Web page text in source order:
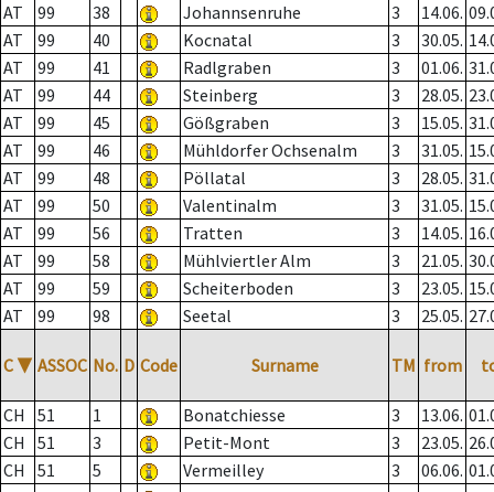
AT
99 38 Johannsenruhe 3 14.06.
AT
99 40 Kocnatal 3 30.05.
AT
99 41 Radlgraben 3 01.06.
AT
99 44 Steinberg 3 28.05.
AT
99 45 Gößgraben 3 15.05.
AT
99 46 Mühldorfer Ochsenalm 3 31.05.
AT
99 48 Pöllatal 3 28.05.
AT
99 50 Valentinalm 3 31.05.
AT
99 56 Tratten 3 14.05.
AT
99 58 Mühlviertler Alm 3 21.05.
AT
99 59 Scheiterboden 3 23.05.
AT
99 98 Seetal 3 25.05.
C ▼ ASSOC No. D Code Surname TM from
CH 51 1 Bonatchiesse 3 13.06.
CH
51 3 Petit-Mont 3 23.05.
CH
51 5 Vermeilley 3 06.06.